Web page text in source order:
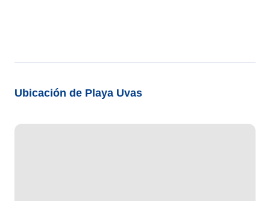
Ubicación de Playa Uvas